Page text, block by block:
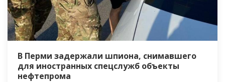
В Перми задержали шпиона, снимавшего
для иностранных спецслужб объекты
нефтепрома